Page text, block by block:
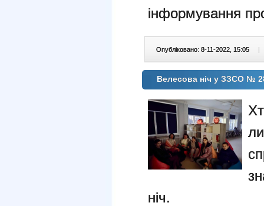
інформування
Опубліковано: 8-11-2022, 15:05 |
Велесова ніч у ЗЗСО №
ніч.